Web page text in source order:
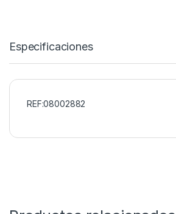
Especificaciones
REF:08002882